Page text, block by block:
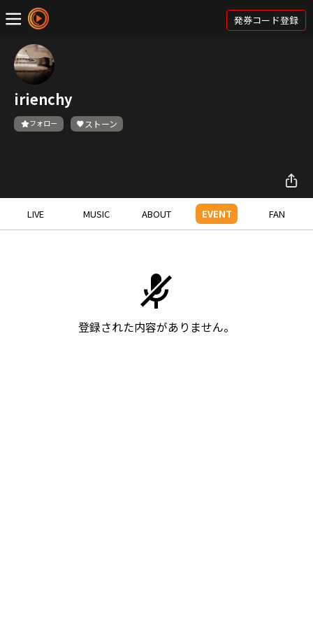
発券コード登録
irienchy
フォロー ストーン
LIVE MUSIC ABOUT EVENT FAN
登録された内容がありません。